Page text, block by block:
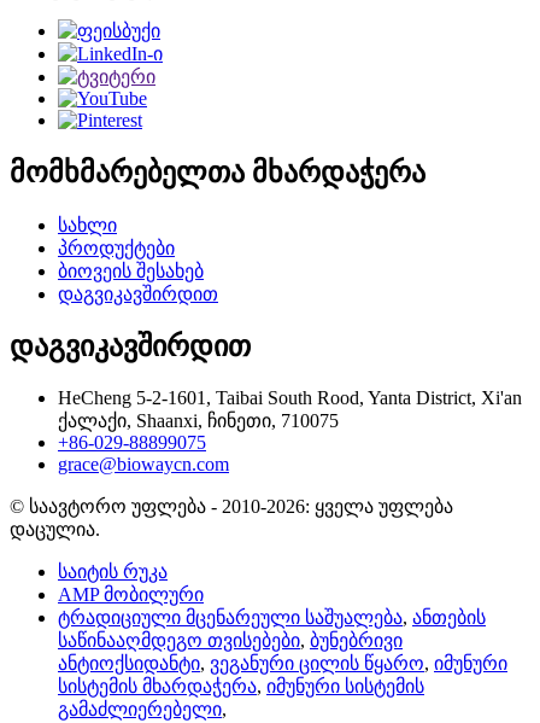
მომხმარებელთა მხარდაჭერა
სახლი
პროდუქტები
ბიოვეის შესახებ
დაგვიკავშირდით
დაგვიკავშირდით
HeCheng 5-2-1601, Taibai South Rood, Yanta District, Xi'an
ქალაქი, Shaanxi, ჩინეთი, 710075
+86-029-88899075
grace@biowaycn.com
© საავტორო უფლება - 2010-2026: ყველა უფლება
დაცულია.
საიტის რუკა
AMP მობილური
ტრადიციული მცენარეული საშუალება, ანთების
საწინააღმდეგო თვისებები, ბუნებრივი
ანტიოქსიდანტი, ვეგანური ცილის წყარო, იმუნური
სისტემის მხარდაჭერა, იმუნური სისტემის
გამაძლიერებელი,